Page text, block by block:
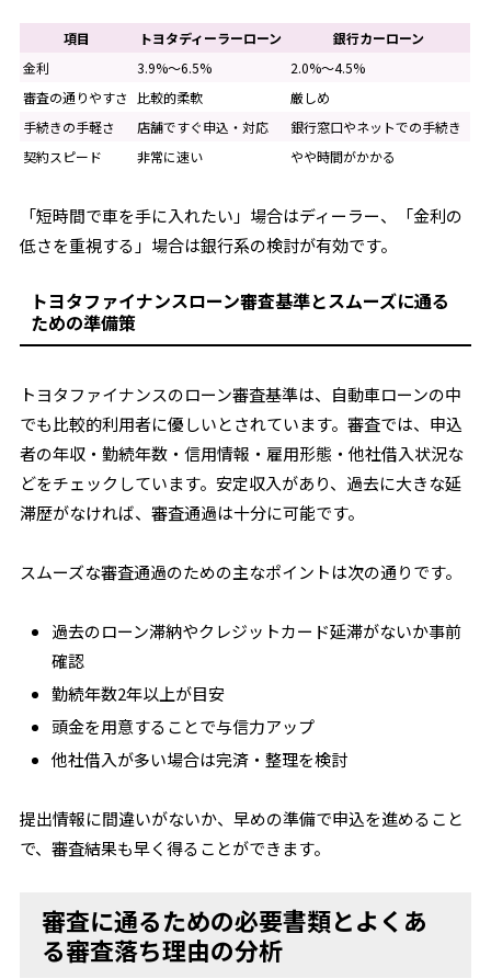
項目 トヨタディーラーローン
銀行カーローン
金利
3.9%～6.5%
2.0%～4.5%
審査の通りやすさ
比較的柔軟
厳しめ
手続きの手軽さ
店舗ですぐ申込・対応
銀行窓口やネットでの手続き
契約スピード
非常に速い やや時間がかかる
「短時間で車を手に入れたい」場合はディーラー、「金利の
低さを重視する」場合は銀行系の検討が有効です。
トヨタファイナンスローン審査基準とスムーズに通る
ための準備策
トヨタファイナンスのローン審査基準は、自動車ローンの中
でも比較的利用者に優しいとされています。審査では、申込
者の年収・勤続年数・信用情報・雇用形態・他社借入状況な
どをチェックしています。安定収入があり、過去に大きな延
滞歴がなければ、審査通過は十分に可能です。
スムーズな審査通過のための主なポイントは次の通りです。
過去のローン滞納やクレジットカード延滞がないか事前
確認
勤続年数2年以上が目安
頭金を用意することで与信力アップ
他社借入が多い場合は完済・整理を検討
提出情報に間違いがないか、早めの準備で申込を進めること
で、審査結果も早く得ることができます。
審査に通るための必要書類とよくあ
る審査落ち理由の分析